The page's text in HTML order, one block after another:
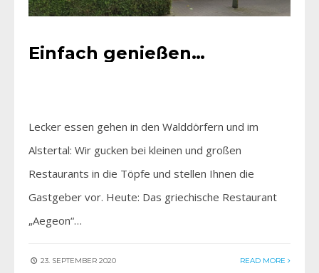
Einfach genießen…
Lecker essen gehen in den Walddörfern und im
Alstertal: Wir gucken bei kleinen und großen
Restaurants in die Töpfe und stellen Ihnen die
Gastgeber vor. Heute: Das griechische Restaurant
„Aegeon“…
23. SEPTEMBER 2020 READ MORE